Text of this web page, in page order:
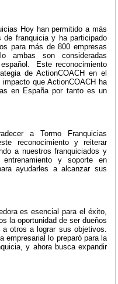
Hoy han permitido a más
de franquicia y ha participado
para más de 800 empresas
ambas son consideradas
Este reconocimiento
de ActionCOACH en el
que ActionCOACH ha
en España por tanto es un
a Tormo Franquicias
reconocimiento y reiterar
a nuestros franquiciados y
y soporte en
ayudarles a alcanzar sus
es esencial para el éxito,
la oportunidad de ser dueños
otros a lograr sus objetivos.
empresarial lo preparó para la
y ahora busca expandir